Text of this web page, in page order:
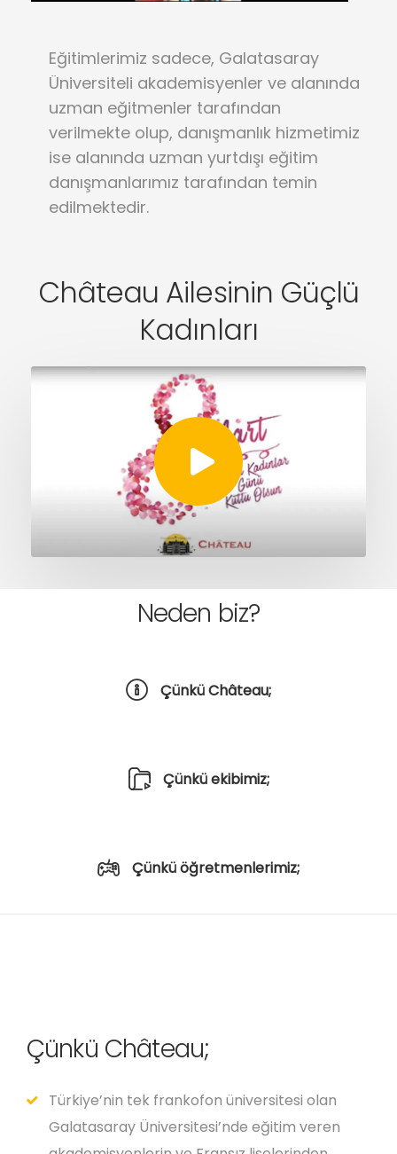
Eğitimlerimiz sadece, Galatasaray
Üniversiteli akademisyenler ve alanında
uzman eğitmenler tarafından
verilmekte olup, danışmanlık hizmetimiz
ise alanında uzman yurtdışı eğitim
danışmanlarımız tarafından temin
edilmektedir.
Château Ailesinin Güçlü
Kadınları
Neden biz?
Çünkü Château;
Çünkü ekibimiz;
Çünkü öğretmenlerimiz;
Çünkü Château;
Türkiye’nin tek frankofon üniversitesi olan
Galatasaray Üniversitesi’nde eğitim veren